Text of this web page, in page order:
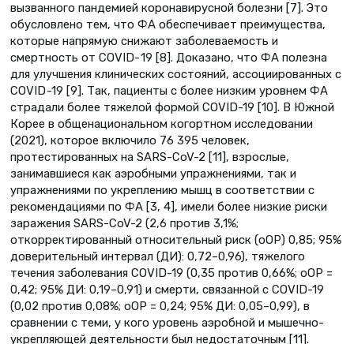
вызванного пандемией коронавирусной болезни [7]. Это
обусловлено тем, что ФА обеспечивает преимущества,
которые напрямую снижают заболеваемость и
смертность от COVID- 19 [8]. Доказано, что ФА полезна
для улучшения клинических состояний, ассоциированных с
COVID -19 [9]. Так, пациенты с более низким уровнем ФА
страдали более тяжелой формой COVID-19 [10]. В Южной
Корее в общенацио­нальном когортном исследовании
(2021), которое включило 76 395 человек,
протестированных на SARS-CoV-2 [11], взрослые,
занимавшиеся как аэробными упражнениями, так и
упражнениями по укреплению мышц в соответствии с
рекомендациями по ФА [3, 4], имели более низкие риски
заражения SARS-CoV-2 (2,6 против 3,1%;
откорректированный относительный риск (оОР) 0,85; 95%
доверительный интервал (ДИ): 0,72–0,96), тяжелого
течения заболевания COVID-19 (0,35 против 0,66%; оОР =
0,42; 95% ДИ: 0,19–0,91) и смерти, связанной с COVID-19
(0,02 против 0,08%; оОР = 0,24; 95% ДИ: 0,05–0,99), в
сравнении с теми, у кого уровень аэробной и мышечно-
укрепляющей деятельности был недостаточным [11].